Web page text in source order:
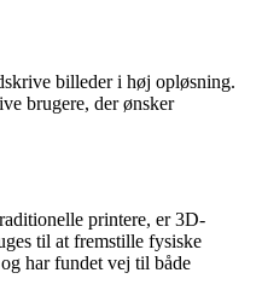
billeder i høj opløsning.
brugere, der ønsker
printere, er 3D-
til at fremstille fysiske
har fundet vej til både